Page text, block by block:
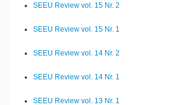
SEEU Review vol. 15 Nr. 2
SEEU Review vol. 15 Nr. 1
SEEU Review vol. 14 Nr. 2
SEEU Review vol. 14 Nr. 1
SEEU Review vol. 13 Nr. 1